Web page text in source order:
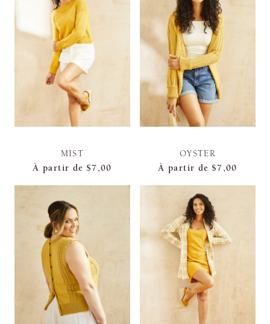
MIST
À partir de $7,00
OYSTER
À partir de $7,00